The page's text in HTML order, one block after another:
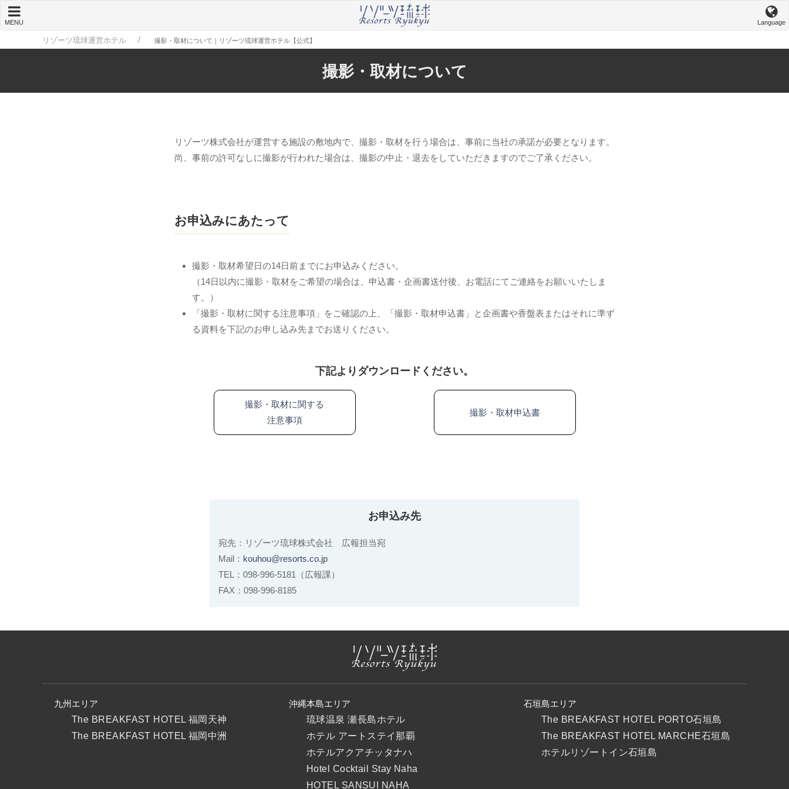
MENU Language
リゾーツ琉球運営ホテル 撮影・取材について｜リゾーツ琉球運営ホテル【公式】
撮影・取材について
リゾーツ株式会社が運営する施設の敷地内で、撮影・取材を行う場合は、事前に当社の承諾が必要となります。
尚、事前の許可なしに撮影が行われた場合は、撮影の中止・退去をしていただきますのでご了承ください。
お申込みにあたって
撮影・取材希望日の14日前までにお申込みください。
（14日以内に撮影・取材をご希望の場合は、申込書・企画書送付後、お電話にてご連絡をお願いいたしま
す。）
「撮影・取材に関する注意事項」をご確認の上、「撮影・取材申込書」と企画書や香盤表またはそれに準ず
る資料を下記のお申し込み先までお送りください。
下記よりダウンロードください。
撮影・取材に関する
注意事項
撮影・取材申込書
お申込み先
宛先：リゾーツ琉球株式会社 広報担当宛
Mail： kouhou@resorts.co.jp
TEL：098-996-5181（広報課）
FAX：098-996-8185
九州エリア
The BREAKFAST HOTEL 福岡天神
The BREAKFAST HOTEL 福岡中洲
沖縄本島エリア
琉球温泉 瀬長島ホテル
ホテル アートステイ那覇
ホテルアクアチッタナハ
Hotel Cocktail Stay Naha
HOTEL SANSUI NAHA
石垣島エリア
The BREAKFAST HOTEL PORTO石垣島
The BREAKFAST HOTEL MARCHE石垣島
ホテルリゾートイン石垣島